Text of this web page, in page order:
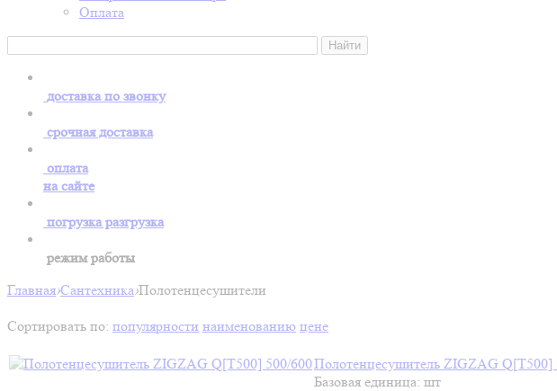
Оплата
доставка по звонку
срочная доставка
оплата
на сайте
погрузка разгрузка
режим работы
Главная›Сантехника›Полотенцесушители
Сортировать по: популярности наименованию цене
Полотенцесушитель ZIGZAG Q[T500]
Базовая единица: шт